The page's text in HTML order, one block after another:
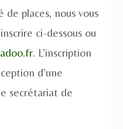
places, nous vous
ci-dessous ou
. L’inscription
d’une
secrétariat de